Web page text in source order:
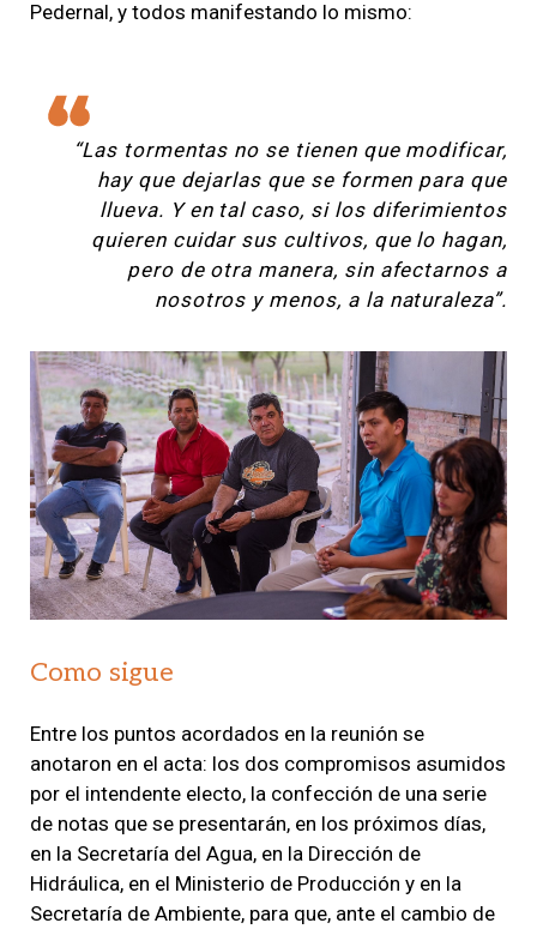
Pedernal, y todos manifestando lo mismo:
“Las tormentas no se tienen que modificar,
hay que dejarlas que se formen para que
llueva. Y en tal caso, si los diferimientos
quieren cuidar sus cultivos, que lo hagan,
pero de otra manera, sin afectarnos a
nosotros y menos, a la naturaleza”.
Como sigue
Entre los puntos acordados en la reunión se
anotaron en el acta: los dos compromisos asumidos
por el intendente electo, la confección de una serie
de notas que se presentarán, en los próximos días,
en la Secretaría del Agua, en la Dirección de
Hidráulica, en el Ministerio de Producción y en la
Secretaría de Ambiente, para que, ante el cambio de